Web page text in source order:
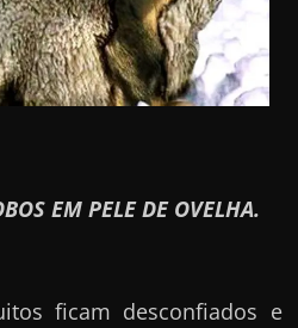
EM PELE DE OVELHA.
ficam desconfiados e